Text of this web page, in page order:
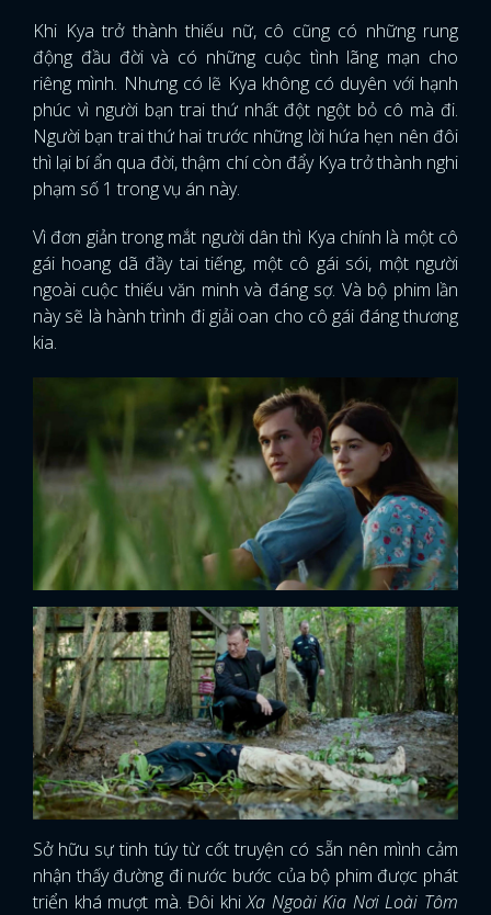
Khi Kya trở thành thiếu nữ, cô cũng có những rung
động đầu đời và có những cuộc tình lãng mạn cho
riêng mình. Nhưng có lẽ Kya không có duyên với hạnh
phúc vì người bạn trai thứ nhất đột ngột bỏ cô mà đi.
Người bạn trai thứ hai trước những lời hứa hẹn nên đôi
thì lại bí ẩn qua đời, thậm chí còn đẩy Kya trở thành nghi
phạm số 1 trong vụ án này.
Vì đơn giản trong mắt người dân thì Kya chính là một cô
gái hoang dã đầy tai tiếng, một cô gái sói, một người
ngoài cuộc thiếu văn minh và đáng sợ. Và bộ phim lần
này sẽ là hành trình đi giải oan cho cô gái đáng thương
kia.
Sở hữu sự tinh túy từ cốt truyện có sẵn nên mình cảm
nhận thấy đường đi nước bước của bộ phim được phát
triển khá mượt mà. Đôi khiXa Ngoài Kia Nơi Loài Tôm